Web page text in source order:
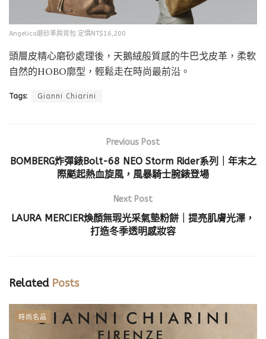
Angelica磨砂革肩背包 定價NT$16,200
頭層皮精心磨砂處理後，天鵝絨般質感的牛巴戈皮革，柔軟
自然的HOBO廓型，輕鬆走在時尚最前沿。
Tags: Gianni Chiarini
Previous Post
BOMBERG炸彈錶Bolt-68 NEO Storm Rider系列｜年末之
際颳起熱血旋風，風暴騎士腕錶登場
Next Post
LAURA MERCIER煥顏無瑕光采氣墊粉餅｜提亮肌膚光澤，
打造冬季透明感妝容
RelatedPosts
時尚名品